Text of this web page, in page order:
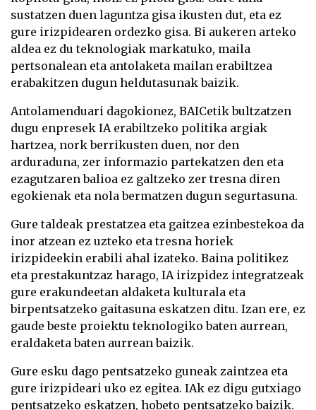
sustatzen duen laguntza gisa ikusten dut, eta ez
gure irizpidearen ordezko gisa. Bi aukeren arteko
aldea ez du teknologiak markatuko, maila
pertsonalean eta antolaketa mailan erabiltzea
erabakitzen dugun heldutasunak baizik.
Antolamenduari dagokionez, BAICetik bultzatzen
dugu enpresek IA erabiltzeko politika argiak
hartzea, nork berrikusten duen, nor den
arduraduna, zer informazio partekatzen den eta
ezagutzaren balioa ez galtzeko zer tresna diren
egokienak eta nola bermatzen dugun segurtasuna.
Gure taldeak prestatzea eta gaitzea ezinbestekoa da
inor atzean ez uzteko eta tresna horiek
irizpideekin erabili ahal izateko. Baina politikez
eta prestakuntzaz harago, IA irizpidez integratzeak
gure erakundeetan aldaketa kulturala eta
birpentsatzeko gaitasuna eskatzen ditu. Izan ere, ez
gaude beste proiektu teknologiko baten aurrean,
eraldaketa baten aurrean baizik.
Gure esku dago pentsatzeko guneak zaintzea eta
gure irizpideari uko ez egitea. IAk ez digu gutxiago
pentsatzeko eskatzen, hobeto pentsatzeko baizik.